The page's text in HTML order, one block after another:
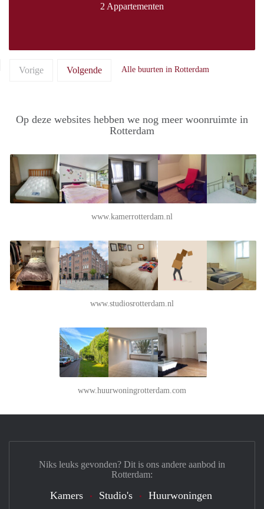
2 Appartementen
Vorige Volgende Alle buurten in Rotterdam
Op deze websites hebben we nog meer woonruimte in
Rotterdam
www.kamerrotterdam.nl
www.studiosrotterdam.nl
www.huurwoningrotterdam.com
Niks leuks gevonden? Dit is ons andere aanbod in
Rotterdam:
Kamers Studio's Huurwoningen